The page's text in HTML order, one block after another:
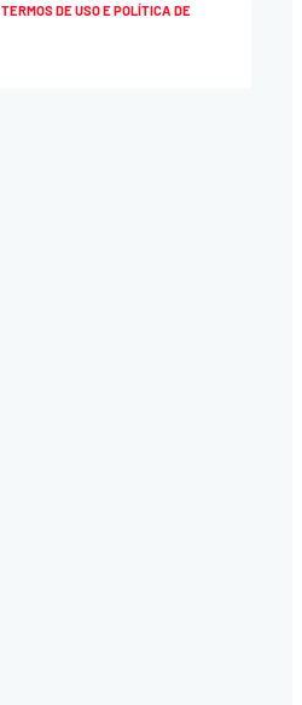
TERMOS DE USO E POLÍTICA DE